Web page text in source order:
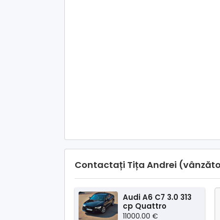
Contactați Tița Andrei
Audi A6 C7 3.0 313
cp Quattro
11000.00 €